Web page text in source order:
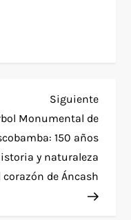
Siguiente
Monumental de
150 años
y naturaleza
corazón de Áncash